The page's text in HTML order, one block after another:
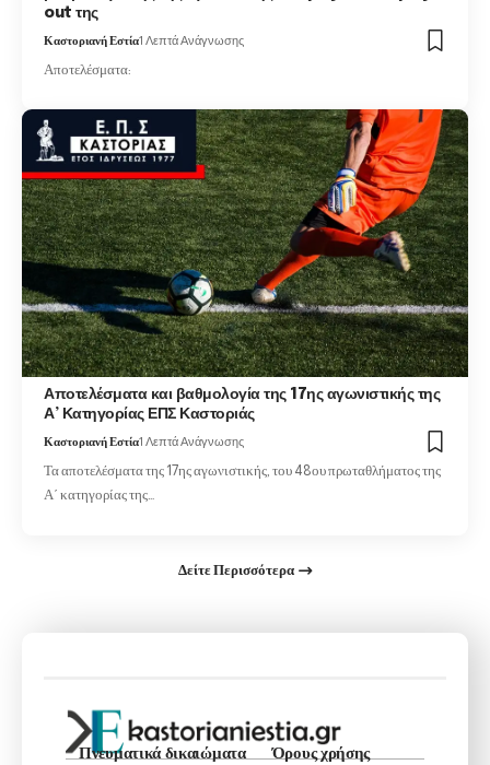
out της
Καστοριανή Εστία1 Λεπτά Ανάγνωσης
Αποτελέσματα:
Αποτελέσματα και βαθμολογία της 17ης αγωνιστικής της
Α’ Κατηγορίας ΕΠΣ Καστοριάς
Καστοριανή Εστία1 Λεπτά Ανάγνωσης
Τα αποτελέσματα της 17ης αγωνιστικής, του 48ου πρωταθλήματος της
Α΄ κατηγορίας της…
Δείτε Περισσότερα
Πνευματικά δικαιώματα
Όρους χρήσης